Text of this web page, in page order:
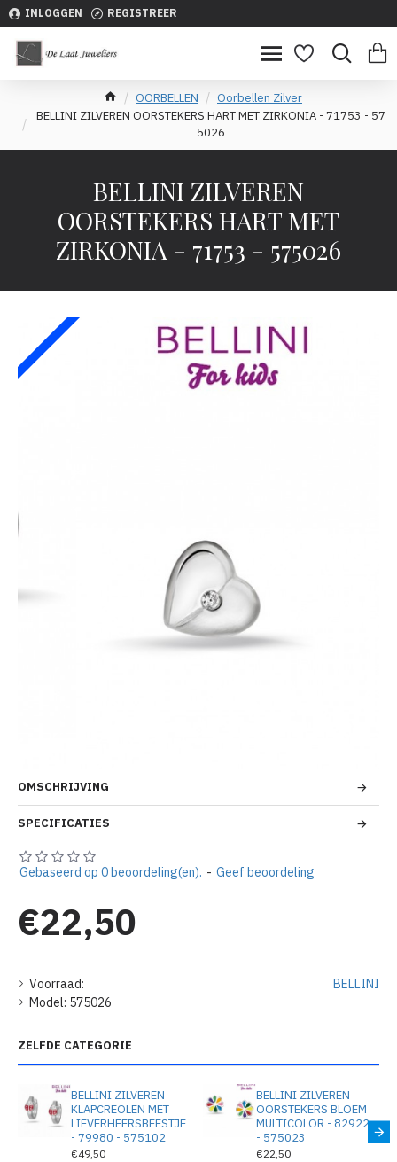
INLOGGEN REGISTREER
OORBELLEN
Oorbellen Zilver
BELLINI ZILVEREN OORSTEKERS HART MET ZIRKONIA - 71753 - 57
5026
BELLINI ZILVEREN
OORSTEKERS HART MET
ZIRKONIA - 71753 - 575026
OMSCHRIJVING
SPECIFICATIES
Voorraad:
Model: 575026
BELLINI
Gebaseerd op 0 beoordeling(en). - Geef beoordeling
€22,50
ZELFDE CATEGORIE
BELLINI ZILVEREN
KLAPCREOLEN MET
LIEVERHEERSBEESTJE
- 79980 - 575102
€49,50
BELLINI ZILVEREN
OORSTEKERS BLOEM
MULTICOLOR - 82922
- 575023
€22,50